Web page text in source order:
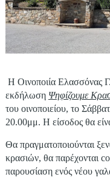
Η Οινοποιία Ελασσόνας
εκδήλωση Ψηφίζουμε
του οινοποιείου, το
20.00μμ. Η είσοδος θα
Θα πραγματοποιούνται
κρασιών, θα παρέχονται
παρουσίαση ενός νέου